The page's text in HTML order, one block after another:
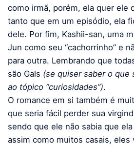
como irmã, porém, ela quer ele
tanto que em um episódio, ela
dele. Por fim, Kashii-san, uma
Jun como seu “cachorrinho” e
para outra. Lembrando que
são Gals (se quiser saber o que
ao tópico “curiosidades”).
O romance em si também é
que seria fácil perder sua
sendo que ele não sabia que
assim como muitos casais, eles